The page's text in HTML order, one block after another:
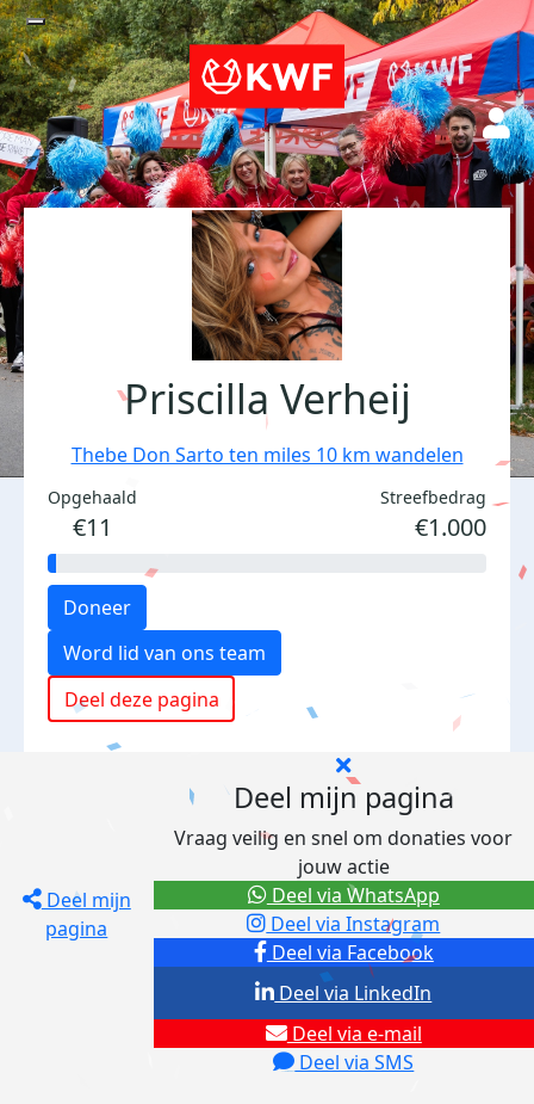
Priscilla Verheij
Thebe Don Sarto ten miles 10 km wandelen
Opgehaald
€11
Streefbedrag
€1.000
Doneer
Word lid van ons team
Deel deze pagina
Deel mijn
pagina
Deel mijn pagina
Vraag veilig en snel om donaties voor
jouw actie
Deel via Facebook
Deel via Instagram
Deel via e-mail
Deel via SMS
Deel via LinkedIn
Deel via WhatsApp